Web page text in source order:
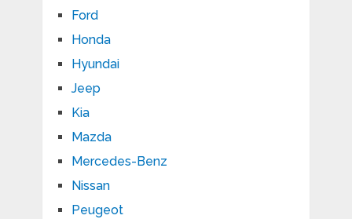
Ford
Honda
Hyundai
Jeep
Kia
Mazda
Mercedes-Benz
Nissan
Peugeot